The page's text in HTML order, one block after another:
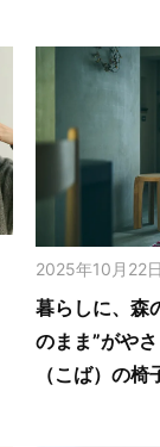
2025年10月22
暮らしに、森
のまま”がや
（こば）の